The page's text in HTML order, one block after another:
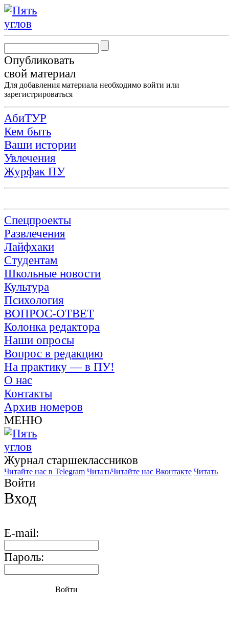
Опубликовать
свой материал
Для добавления материала необходимо войти или
зарегистрироваться
АбиТУР
Кем быть
Ваши истории
Увлечения
Журфак ПУ
Спецпроекты
Развлечения
Лайфхаки
Студентам
Школьные новости
Культура
Психология
ВОПРОС-ОТВЕТ
Колонка редактора
Наши опросы
Вопрос в редакцию
На практику — в ПУ!
О нас
Контакты
Архив номеров
МЕНЮ
Журнал старшекласcников
Читайте нас в Telegram ЧитатьЧитайте нас Вконтакте Читать
Войти
Вход
E-mail:
Пароль:
Войти